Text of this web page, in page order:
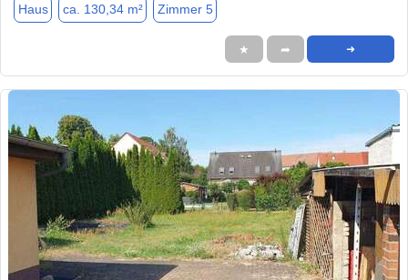
Haus ca. 130,34 m² Zimmer 5
★ ➦ ➜